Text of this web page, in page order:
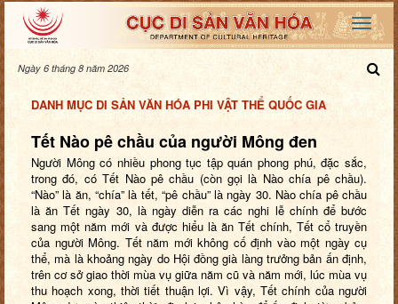
Ngày 6 tháng 8 năm 2026
DANH MỤC DI SẢN VĂN HÓA PHI VẬT THỂ QUỐC GIA
Tết Nào pê chầu của người Mông đen
Người Mông có nhiều phong tục tập quán phong phú, đặc sắc,
trong đó, có Tết Nào pê chầu (còn gọi là Nào chía pê chầu).
“Nào” là ăn, “chía” là tết, “pê chầu” là ngày 30. Nào chía pê chầu
là ăn Tết ngày 30, là ngày diễn ra các nghi lễ chính để bước
sang một năm mới và được hiểu là ăn Tết chính, Tết cổ truyền
của người Mông. Tết năm mới không cố định vào một ngày cụ
thể, mà là khoảng ngày do Hội đồng già làng trưởng bản ấn định,
trên cơ sở giao thời mùa vụ giữa năm cũ và năm mới, lúc mùa vụ
thu hoạch xong, thời tiết thuận lợi. Vì vậy, Tết chính của người